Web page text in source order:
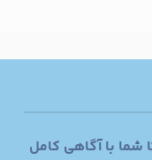
شما با آگاهی کامل